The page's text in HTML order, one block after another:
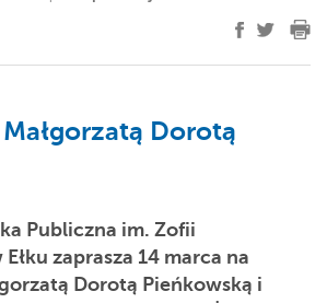
Dorotą
Publiczna im. Zofii
zaprasza 14 marca na
Dorotą Pieńkowską i